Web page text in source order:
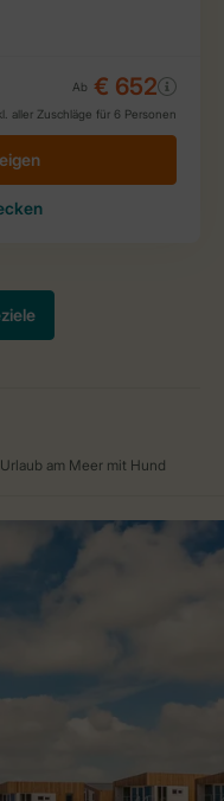
Urlaub am Meer mit Hund